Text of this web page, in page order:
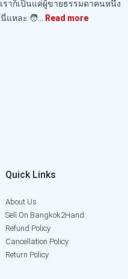
ราก็เป็นแค่ผู้ขายธรรมดาคนหนึ่ง
หละ 🧑‍...
Read more
Quick Links
About Us
Sell On Bangkok2Hand
Refund Policy
Cancellation Policy
Return Policy